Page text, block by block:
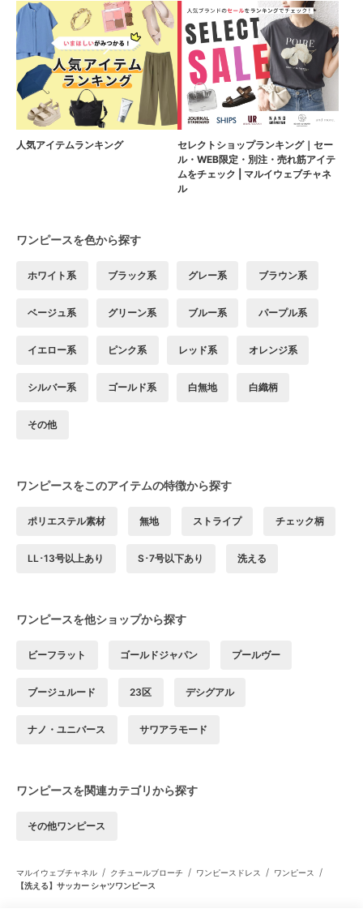
人気アイテムランキング
セレクトショップランキング｜セー
ル・WEB限定・別注・売れ筋アイテ
ムをチェック | マルイウェブチャネ
ル
ワンピースを色から探す
ホワイト系 ブラック系 グレー系 ブラウン系
ベージュ系 グリーン系 ブルー系 パープル系
イエロー系 ピンク系 レッド系 オレンジ系
シルバー系 ゴールド系 白無地 白織柄
その他
ワンピースをこのアイテムの特徴から探す
ポリエステル素材 無地 ストライプ チェック柄
LL･13号以上あり S･7号以下あり 洗える
ワンピースを他ショップから探す
ビーフラット ゴールドジャパン プールヴー
ブージュルード 23区 デシグアル
ナノ・ユニバース サワアラモード
ワンピースを関連カテゴリから探す
その他ワンピース
マルイウェブチャネル / クチュールブローチ / ワンピースドレス / ワンピース /
【洗える】サッカー シャツワンピース